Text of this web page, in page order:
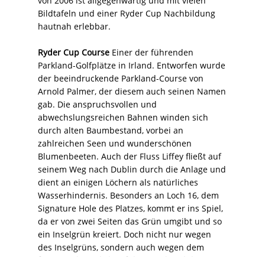
Bildtafeln und einer Ryder Cup Nachbildung
hautnah erlebbar.
Ryder Cup Course Einer der führenden
Parkland-Golfplätze in Irland. Entworfen wurde
der beeindruckende Parkland-Course von
Arnold Palmer, der diesem auch seinen Namen
gab. Die anspruchsvollen und
abwechslungsreichen Bahnen winden sich
durch alten Baumbestand, vorbei an
zahlreichen Seen und wunderschönen
Blumenbeeten. Auch der Fluss Liffey fließt auf
seinem Weg nach Dublin durch die Anlage und
dient an einigen Löchern als natürliches
Wasserhindernis. Besonders an Loch 16, dem
Signature Hole des Platzes, kommt er ins Spiel,
da er von zwei Seiten das Grün umgibt und so
ein Inselgrün kreiert. Doch nicht nur wegen
des Inselgrüns, sondern auch wegen dem